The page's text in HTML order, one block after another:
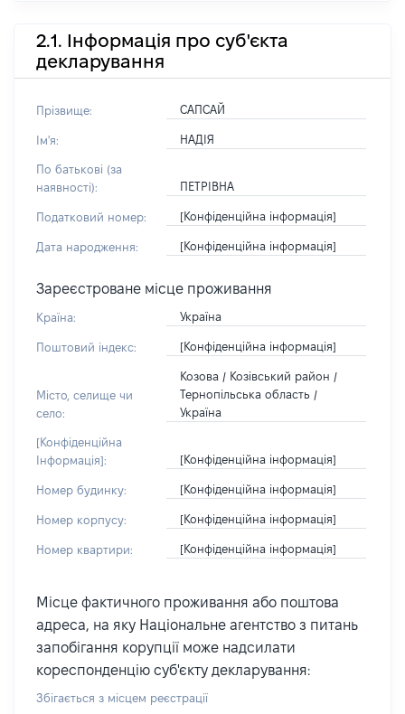
2.1. Інформація про суб'єкта
декларування
Прізвище: САПСАЙ
Ім'я: НАДІЯ
По батькові (за
наявності):
ПЕТРІВНА
Податковий номер: [Конфіденційна інформація]
Дата народження: [Конфіденційна інформація]
Зареєстроване місце проживання
Країна: Україна
Поштовий індекс: [Конфіденційна інформація]
Місто, селище чи
село:
Козова / Козівський район /
Тернопільська область /
Україна
[Конфіденційна
Інформація]:
[Конфіденційна інформація]
Номер будинку: [Конфіденційна інформація]
Номер корпусу: [Конфіденційна інформація]
Номер квартири: [Конфіденційна інформація]
Місце фактичного проживання або поштова
адреса, на яку Національне агентство з питань
запобігання корупції може надсилати
кореспонденцію суб'єкту декларування:
Збігається з місцем реєстрації